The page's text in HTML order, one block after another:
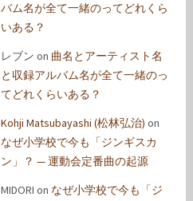
バム名が全て一緒のってどれくら
いある？
レブン on 曲名とアーティスト名
と収録アルバム名が全て一緒のっ
てどれくらいある？
Kohji Matsubayashi (松林弘治) on
なぜ小学校で今も「ジンギスカ
ン」？ — 運動会定番曲の起源
MIDORI on なぜ小学校で今も「ジ